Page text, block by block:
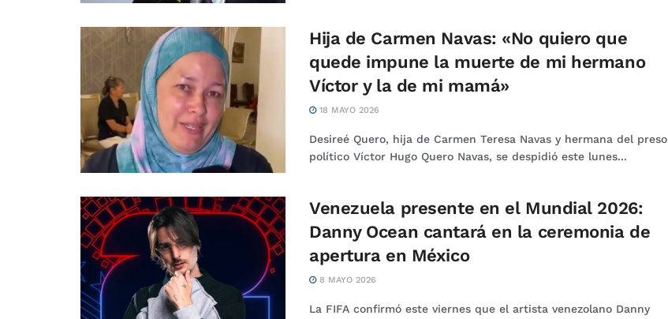
Hija de Carmen Navas: «No quiero que
quede impune la muerte de mi hermano
Víctor y la de mi mamá»
18 MAYO 2026
Desireé Quero, hija de Carmen Teresa Navas y hermana del preso
político Víctor Hugo Quero Navas, se despidió este lunes...
Venezuela presente en el Mundial 2026:
Danny Ocean cantará en la ceremonia de
apertura en México
8 MAYO 2026
La FIFA confirmó este viernes que el artista venezolano Danny